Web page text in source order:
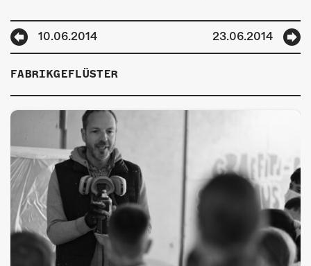
GÖNNEREI
SHOP
MITMACHEN
10.06.2014 23.06.2014
FABRIKGEFLÜSTER